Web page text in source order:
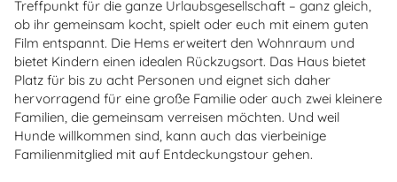
Treffpunkt für die ganze Urlaubsgesellschaft – ganz gleich,
ob ihr gemeinsam kocht, spielt oder euch mit einem guten
Film entspannt. Die Hems erweitert den Wohnraum und
bietet Kindern einen idealen Rückzugsort. Das Haus bietet
Platz für bis zu acht Personen und eignet sich daher
hervorragend für eine große Familie oder auch zwei kleinere
Familien, die gemeinsam verreisen möchten. Und weil
Hunde willkommen sind, kann auch das vierbeinige
Familienmitglied mit auf Entdeckungstour gehen.